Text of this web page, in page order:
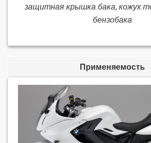
защитная крышка бака, кожух
бензобака
Применяемость